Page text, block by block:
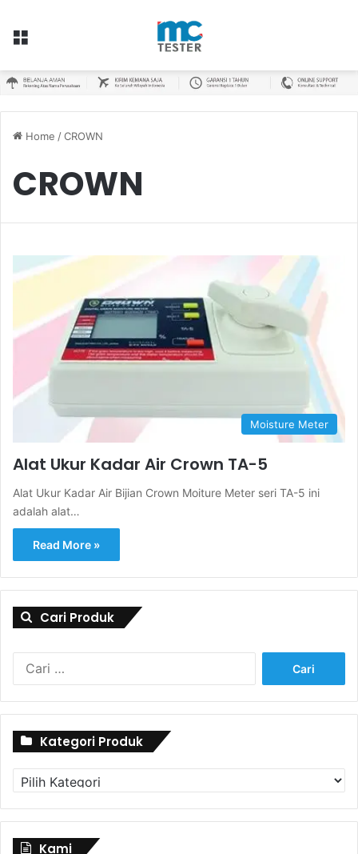
Menu
Home /CROWN
CROWN
Moisture Meter
Alat Ukur Kadar Air Crown TA-5
Alat Ukur Kadar Air Bijian Crown Moiture Meter seri TA-5 ini
adalah alat…
Read More »
Cari Produk
Kategori Produk
Kategori
Produk
Kami